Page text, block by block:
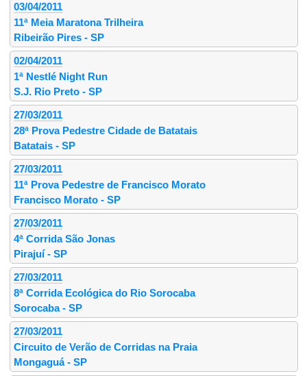
03/04/2011
11ª Meia Maratona Trilheira
Ribeirão Pires - SP
02/04/2011
1ª Nestlé Night Run
S.J. Rio Preto - SP
27/03/2011
28ª Prova Pedestre Cidade de Batatais
Batatais - SP
27/03/2011
11ª Prova Pedestre de Francisco Morato
Francisco Morato - SP
27/03/2011
4ª Corrida São Jonas
Pirajuí - SP
27/03/2011
8ª Corrida Ecológica do Rio Sorocaba
Sorocaba - SP
27/03/2011
Circuito de Verão de Corridas na Praia
Mongaguá - SP